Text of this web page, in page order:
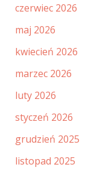
czerwiec 2026
maj 2026
kwiecień 2026
marzec 2026
luty 2026
styczeń 2026
grudzień 2025
listopad 2025